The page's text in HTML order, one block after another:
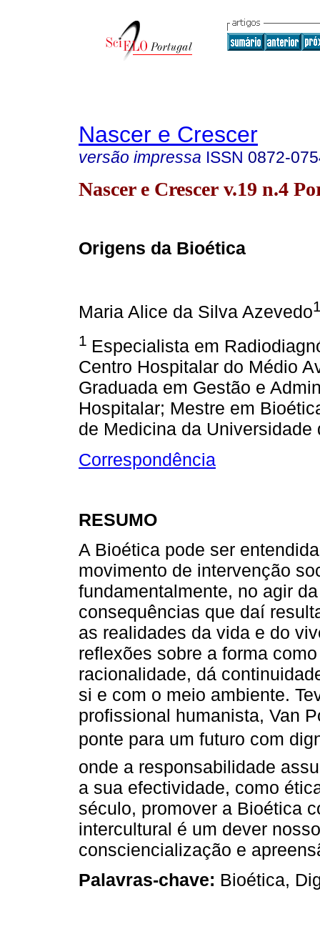
Nascer e Crescer
versão impressa ISSN 0872-
Nascer e Crescer v.19 n.4
Origens da Bioética
Maria Alice da Silva Azevedo
1 Especialista em
Centro Hospitalar do Médio
Graduada em Gestão e
Hospitalar; Mestre em
de Medicina da Universidade
Correspondência
RESUMO
A Bioética pode ser
movimento de intervenção
fundamentalmente, no agir
consequências que daí
as realidades da vida e do
reflexões sobre a forma
racionalidade, dá
si e com o meio ambiente.
profissional humanista, Van
ponte para um futuro com
onde a responsabilidade
a sua efectividade, como
século, promover a Bioética
intercultural é um dever
consciencialização e
Palavras-chave: Bioética,